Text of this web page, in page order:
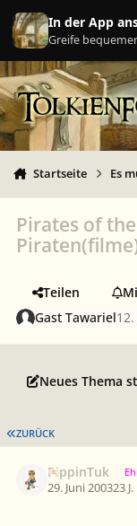
Zu Inhalt springen
In der App
Greife
Startseite Es
Pirates of
Teilen
Gast Tawariel
Neues Thema
ERSTE SEITE
ZURÜCK
PippinTuk
29. Juni 200323 J.